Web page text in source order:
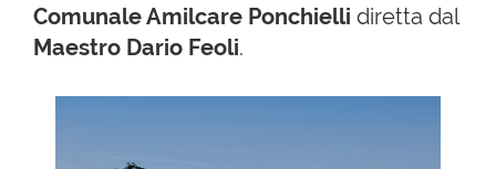
Comunale Amilcare Ponchielli diretta dal
Maestro Dario Feoli.